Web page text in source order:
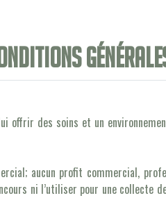
offrir des soins et un
aucun profit commercial,
ni l’utiliser pour une